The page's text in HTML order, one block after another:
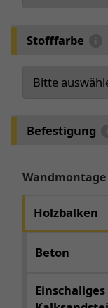
Stofffarbe
Befestigung
Wandmontage
Holzbalken
Beton